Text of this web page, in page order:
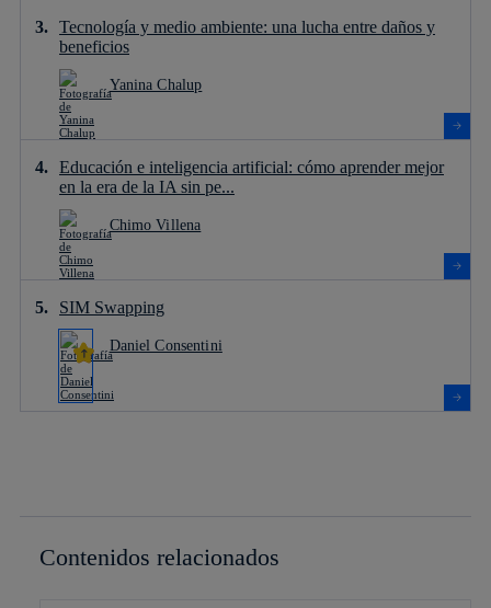
Tecnología y medio ambiente: una lucha entre daños y
beneficios
Yanina Chalup
Educación e inteligencia artificial: cómo aprender mejor
en la era de la IA sin pe...
Chimo Villena
SIM Swapping
Daniel Consentini
Contenidos relacionados